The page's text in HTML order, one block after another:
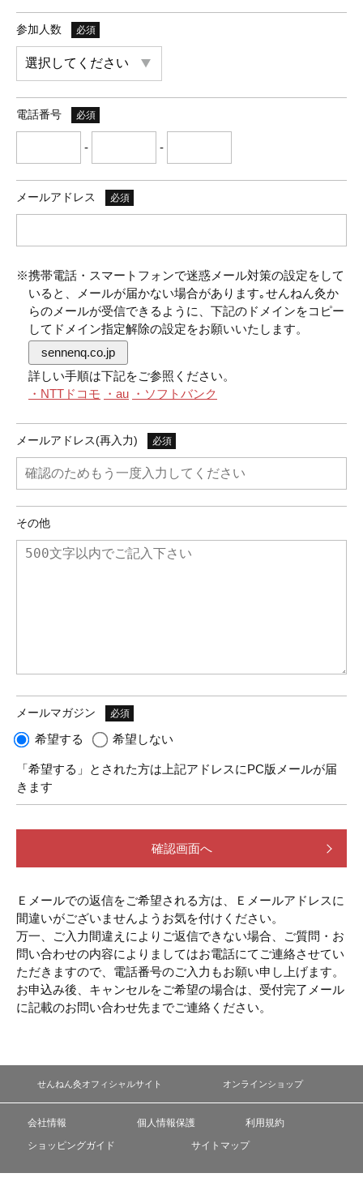
参加人数 必須
電話番号 必須
- -
メールアドレス 必須
※携帯電話・スマートフォンで迷惑メール対策の設定をして
いると、メールが届かない場合があります｡せんねん灸か
らのメールが受信できるように、下記のドメインをコピー
してドメイン指定解除の設定をお願いいたします。
sennenq.co.jp
詳しい手順は下記をご参照ください。
・NTTドコモ
・au ・ソフトバンク
メールアドレス(再入力) 必須
その他
メールマガジン 必須
希望する 希望しない
「希望する」とされた方は上記アドレスにPC版メールが届
きます
確認画面へ
Ｅメールでの返信をご希望される方は、Ｅメールアドレスに
間違いがございませんようお気を付けください。
万一、ご入力間違えによりご返信できない場合、ご質問・お
問い合わせの内容によりましてはお電話にてご連絡させてい
ただきますので、電話番号のご入力もお願い申し上げます。
お申込み後、キャンセルをご希望の場合は、受付完了メール
に記載のお問い合わせ先までご連絡ください。
せんねん灸オフィシャルサイト オンラインショップ
会社情報 個人情報保護
利用規約
ショッピングガイド
サイトマップ